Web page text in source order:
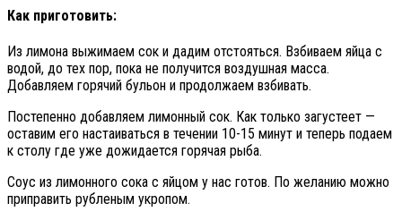
Как приготовить:
Из лимона выжимаем сок и дадим отстояться. Взбиваем яйца с
водой, до тех пор, пока не получится воздушная масса.
Добавляем горячий бульон и продолжаем взбивать.
Постепенно добавляем лимонный сок. Как только загустеет —
оставим его настаиваться в течении 10-15 минут и теперь подаем
к столу где уже дожидается горячая рыба.
Соус из лимонного сока с яйцом у нас готов. По желанию можно
приправить рубленым укропом.